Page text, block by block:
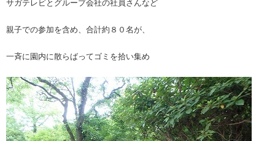
サガテレビとグループ会社の社員さんなど
親子での参加を含め、合計約８０名が、
一斉に園内に散らばってゴミを拾い集め